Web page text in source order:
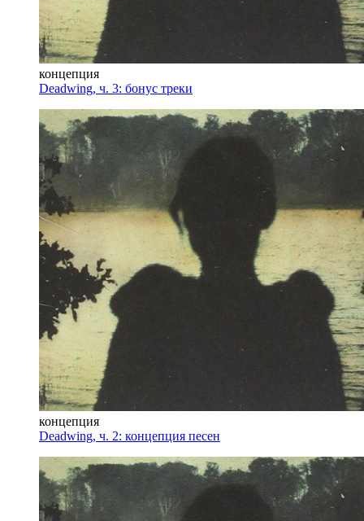
концепция
Deadwing, ч. 3: бонус треки
концепция
Deadwing, ч. 2: концепция песен